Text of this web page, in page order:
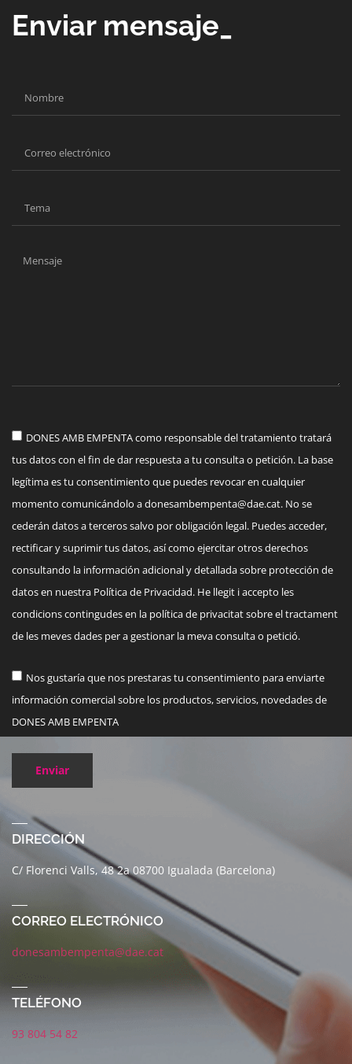
Enviar mensaje_
DONES AMB EMPENTA como responsable del tratamiento tratará
tus datos con el fin de dar respuesta a tu consulta o petición. La base
legítima es tu consentimiento que puedes revocar en cualquier
momento comunicándolo adonesambempenta@dae.cat. No se
cederán datos a terceros salvo por obligación legal. Puedes acceder,
rectificar y suprimir tus datos, así como ejercitar otros derechos
consultando la información adicional y detallada sobre protección de
datos en nuestra Política de Privacidad. He llegit i accepto les
condicions contingudes en la política de privacitat sobre el tractament
de les meves dades per a gestionar la meva consulta o petició.
Nos gustaría que nos prestaras tu consentimiento para enviarte
información comercial sobre los productos, servicios, novedades de
DONES AMB EMPENTA
Enviar
DIRECCIÓN
C/ Florenci Valls, 48 2a 08700 Igualada (Barcelona)
CORREO ELECTRÓNICO
donesambempenta@dae.cat
TELÉFONO
93 804 54 82